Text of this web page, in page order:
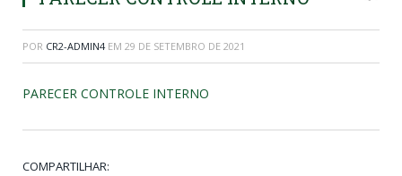
POR CR2-ADMIN4 EM 29 DE SETEMBRO DE 2021
PARECER CONTROLE INTERNO
COMPARTILHAR: